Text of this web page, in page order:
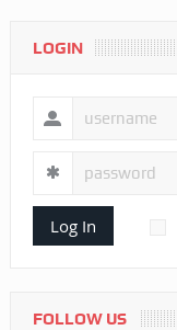
LOGIN
Log In
FOLLOW US